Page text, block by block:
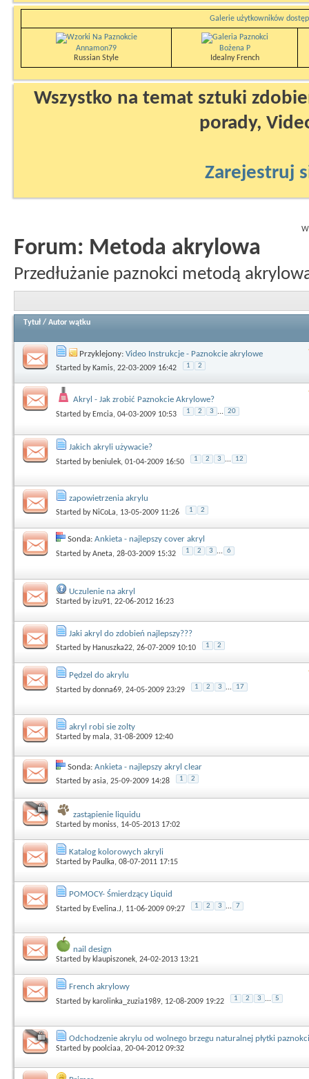
Galerie użytkowników
Annamon79
Russian Style
Bożena P
Idealny French
Wszystko na temat sztuki
porady,
Zarejestruj
Forum: Metoda akrylowa
Przedłużanie paznokci metodą
Tytuł / Autor wątku
Przyklejony: Video Instrukcje - Paznokcie akrylowe
Started by Kamis, 22-03-2009 16:42 1 2
Akryl - Jak zrobić Paznokcie Akrylowe?
Started by Emcia, 04-03-2009 10:53 1 2 3 ... 20
Jakich akryli używacie?
Started by beniulek, 01-04-2009 16:50 1 2 3 ... 12
zapowietrzenia akrylu
Started by NiCoLa, 13-05-2009 11:26 1 2
Sonda: Ankieta - najlepszy cover akryl
Started byAneta, 28-03-2009 15:32 1 2 3 ... 6
Uczulenie na akryl
Started byizu91, 22-06-2012 16:23
Jaki akryl do zdobień najlepszy???
Started by Hanuszka22, 26-07-2009 10:10 1 2
Pędzel do akrylu
Started bydonna69, 24-05-2009 23:29 1 2 3 ... 17
akryl robi sie zolty
Started bymala, 31-08-2009 12:40
Sonda: Ankieta - najlepszy akryl clear
Started byasia, 25-09-2009 14:28 1 2
zastąpienie liquidu
Started bymoniss, 14-05-2013 17:02
Katalog kolorowych akryli
Started by Paulka, 08-07-2011 17:15
POMOCY- Śmierdzący Liquid
Started by Evelina.J, 11-06-2009 09:27 1 2 3 ... 7
nail design
Started by klaupiszonek, 24-02-2013 13:21
French akrylowy
Started bykarolinka_zuzia1989, 12-08-2009 19:22 1 2 3 ... 5
Odchodzenie akrylu od wolnego brzegu naturalnej płytki
Started bypoolciaa, 20-04-2012 09:32